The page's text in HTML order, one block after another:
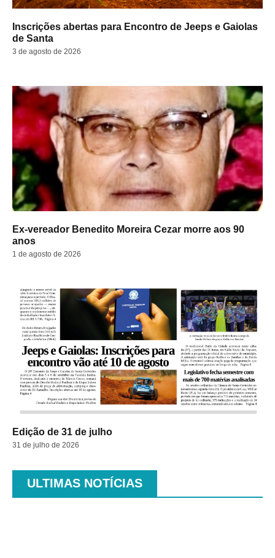
Inscrições abertas para Encontro de Jeeps e Gaiolas
de Santa
3 de agosto de 2026
Ex-vereador Benedito Moreira Cezar morre aos 90
anos
1 de agosto de 2026
Edição de 31 de julho
31 de julho de 2026
ULTIMAS NOTÍCIAS